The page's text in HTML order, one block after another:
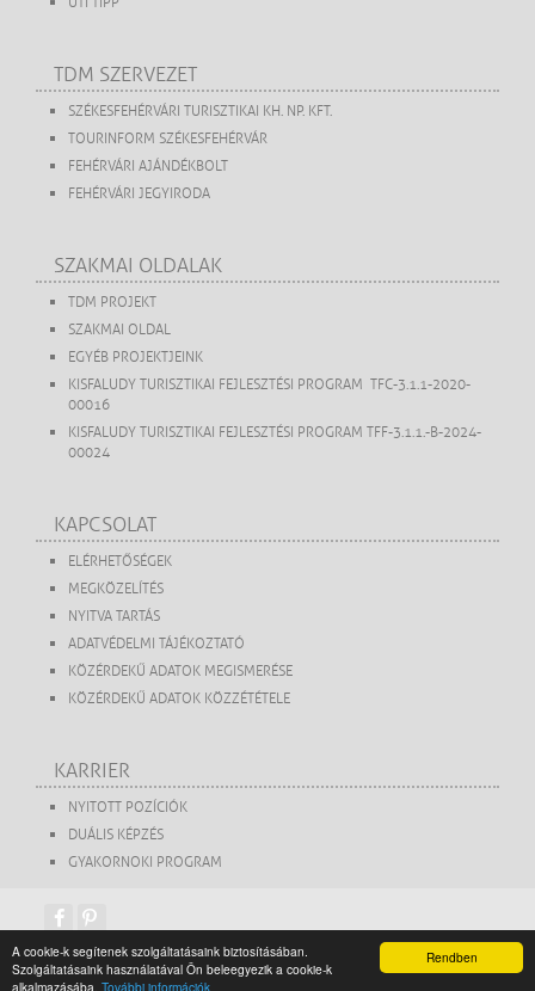
Rendben
A cookie-k segítenek szolgáltatásaink biztosításában.
Szolgáltatásaink használatával Ön beleegyezik a cookie-k
alkalmazásába. További információk
TDM SZERVEZET
SZÉKESFEHÉRVÁRI TURISZTIKAI KH. NP. KFT.
TOURINFORM SZÉKESFEHÉRVÁR
FEHÉRVÁRI AJÁNDÉKBOLT
FEHÉRVÁRI JEGYIRODA
SZAKMAI OLDALAK
TDM PROJEKT
SZAKMAI OLDAL
EGYÉB PROJEKTJEINK
KISFALUDY TURISZTIKAI FEJLESZTÉSI PROGRAM TFC-3.1.1-2020-
00016
KISFALUDY TURISZTIKAI FEJLESZTÉSI PROGRAM TFF-3.1.1.-B-2024-
00024
KAPCSOLAT
ELÉRHETŐSÉGEK
MEGKÖZELÍTÉS
NYITVA TARTÁS
ADATVÉDELMI TÁJÉKOZTATÓ
KÖZÉRDEKŰ ADATOK MEGISMERÉSE
KÖZÉRDEKŰ ADATOK KÖZZÉTÉTELE
KARRIER
NYITOTT POZÍCIÓK
DUÁLIS KÉPZÉS
GYAKORNOKI PROGRAM
copyright 2015. Székesfehérvári Turisztikai Közhasznú Nonprofit Kft.